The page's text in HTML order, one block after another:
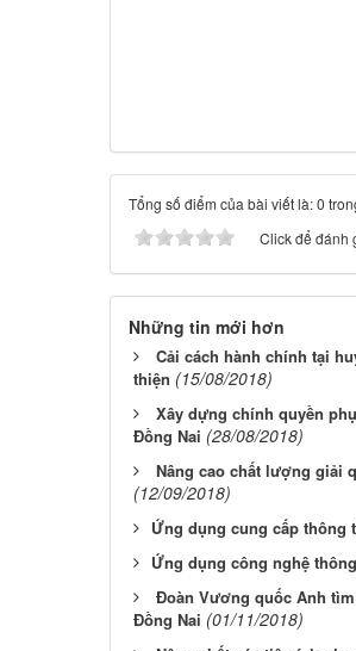
Tổng số điểm của bài viết là: 0
Click để đánh
Những tin mới hơn
Cải cách hành chính tại
thiện (15/08/2018)
Xây dựng chính quyền
Đồng Nai (28/08/2018)
Nâng cao chất lượng giải
(12/09/2018)
​Ứng dụng cung cấp thông
​Ứng dụng công nghệ
Đoàn Vương quốc Anh
Đồng Nai (01/11/2018)